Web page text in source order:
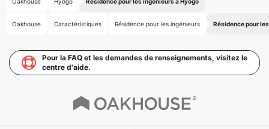
Oakhouse Caractéristiques Résidence pour les ingénieurs Résidence pour
Pour la FAQ et les demandes de renseignements, visitez le
centre d'aide.